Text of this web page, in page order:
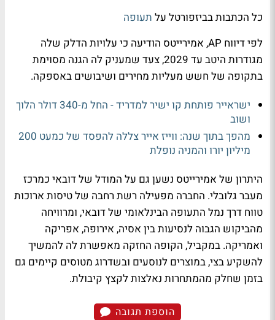
כל הכתבות בביזפורטל על תעופה
לפי דיווח AP, אמירייטס הודיעה כי עלויות הדלק שלה
מגודרות היטב עד 2029, צעד שמעניק לה הגנה מסוימת
בתקופה של חשש מעליות מחירים ושיבושים באספקה.
ישראייר פותחת קו ישיר למדריד - החל מ-340 דולר הלוך
ושוב
מהפך בתוך שנה: ווייז אייר צללה להפסד של כמעט 200
מיליון יורו והמניה נופלת
היתרון של אמירייטס נשען גם על המודל של דובאי כמרכז
מעבר גלובלי. החברה מפעילה רשת רחבה של טיסות ארוכות
טווח דרך נמל התעופה הבינלאומי של דובאי, ומרוויחה
מהביקוש הגבוה לנסיעות בין אסיה, אירופה, אפריקה
ואמריקה. במקביל, הקופה החזקה מאפשרת לה להמשיך
להשקיע בצי, במוצרים לנוסעים ובשדרוג מטוסים קיימים גם
בזמן שחלק מהמתחרות נאלצות לקצץ קיבולת.
הוספת תגובה